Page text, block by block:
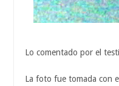
Lo comentado por el
La foto fue tomada con